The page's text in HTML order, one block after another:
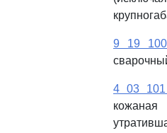
9 19
4 03